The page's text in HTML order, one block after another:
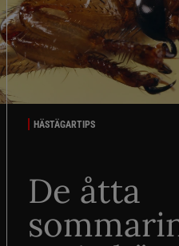
HÄSTÄGARTIPS
De åtta